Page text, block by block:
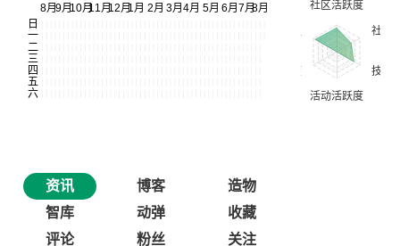
资讯 博客
造物
智库
动弹
收藏
评论
粉丝 关注